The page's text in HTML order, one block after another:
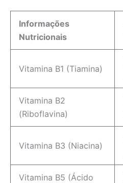
Informações
Nutricionais
Vitamina B1 (Tiamina)
Vitamina B2
(Riboflavina)
Vitamina B3 (Niacina)
Vitamina B5 (Ácido